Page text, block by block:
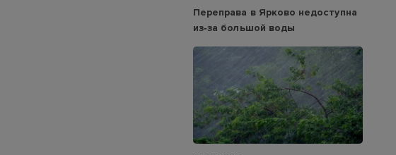
Переправа в Ярково недоступна
из‑за большой воды